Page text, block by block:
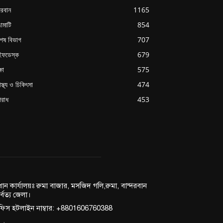
1165
854
বিভাগ
707
679
575
ও চিকিৎসা
474
453
কার্যালয়ঃ রুমা বাজার, মসজিদ গলি,রুমা, বান্দরবান
জেলা।
হটলাইন নাম্বার: +8801606760388